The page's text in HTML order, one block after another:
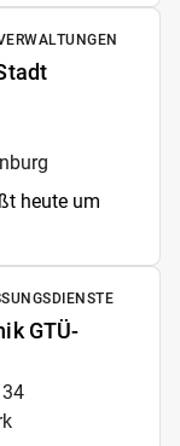
heute um
GTÜ-